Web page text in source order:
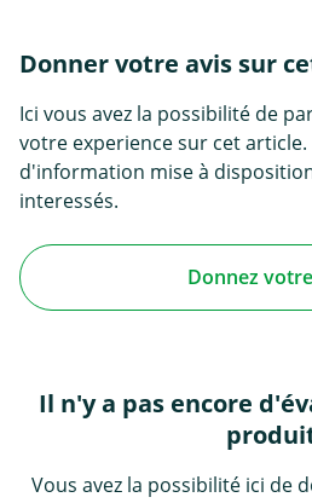
Donner votre avis sur
Ici vous avez la possibilité de
votre experience sur cet
d'information mise à
interessés.
Donnez
Il n'y a pas encore
Vous avez la possibilité ici de